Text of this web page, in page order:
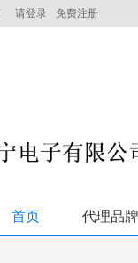
请登录 免费注册
首页 代理品牌